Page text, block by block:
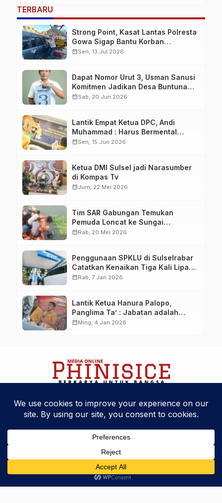
TERBARU
Strong Point, Kasat Lantas Polresta
Gowa Sigap Bantu Korban
Kecelakaan
calendar_monthSen, 13 Jul 2026
Dapat Nomor Urut 3, Usman Sanusi
Komitmen Jadikan Desa Buntuna
Jauh lebih Baik
calendar_monthSab, 20 Jun 2026
Lantik Empat Ketua DPC, Andi
Muhammad : Harus Bermental
Pejuang
calendar_monthSen, 15 Jun 2026
Ketua DMI Sulsel jadi Narasumber
di Kompas Tv
calendar_monthJum, 22 Mei 2026
Tim SAR Gabungan Temukan
Pemuda Loncat ke Sungai
Pampang Makassar
calendar_monthRab, 20 Mei 2026
Penggunaan SPKLU di Sulselrabar
Catatkan Kenaikan Tiga Kali Lipat
di Tahun 2025
calendar_monthRab, 7 Jan 2026
Lantik Ketua Hanura Palopo,
Panglima Ta’ : Jabatan adalah
amanah siap dipertanggung
calendar_monthMing, 4 Jan 2026
Kebijakan PrivasiKode EtikDisclaimer
Phinisice - Berkarya Untuk Bangsa
© 2025 Phinova Media Networks. All Rights Reserved.